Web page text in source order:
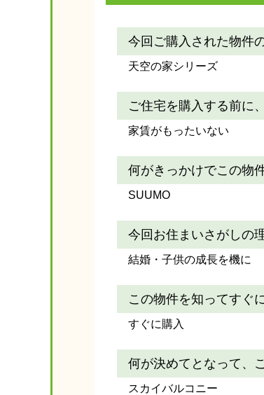
今回ご購入された物件
天空の家シリーズ
ご住宅を購入する前に
家賃がもったいない
何がきっかけでこの物
SUUMO
今回お住まいさがしの
結婚・子供の成長を機に
この物件を知ってすぐ
すぐに購入
何が決めてとなって、
スカイバルコニー